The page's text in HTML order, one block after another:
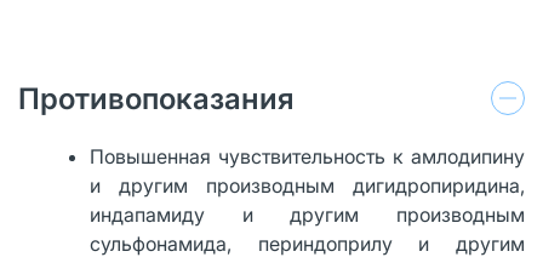
Противопоказания
Повышенная чувствительность к амлодипину
и другим производным дигидропиридина,
индапамиду и другим производным
сульфонамида, периндоприлу и другим